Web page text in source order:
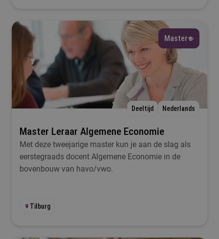
Master
Deeltijd Nederlands
Master Leraar Algemene Economie
Met deze tweejarige master kun je aan de slag als
eerstegraads docent Algemene Economie in de
bovenbouw van havo/vwo.
Tilburg